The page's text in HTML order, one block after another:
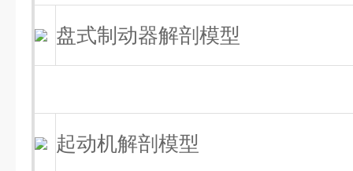
盘式制动器解剖模型
起动机解剖模型